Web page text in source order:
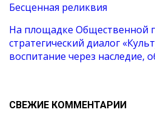
Бесценная реликвия
На площадке Общественной
стратегический диалог
воспитание через наследие,
СВЕЖИЕ КОММЕНТАРИИ